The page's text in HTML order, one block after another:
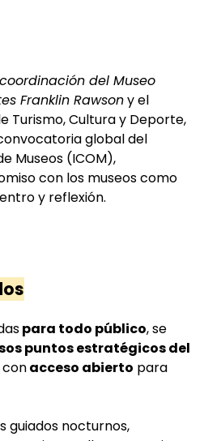
del Museo
Franklin Rawsony el
Turismo, Cultura y Deporte,
global del
Museos (ICOM),
con los museos como
y reflexión.
para todo público, se
puntos estratégicos del
conacceso abierto para
guiados nocturnos,